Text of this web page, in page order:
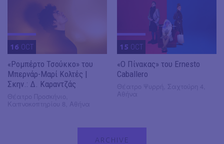
16 OCT
«Ρομπέρτο Τσούκκο» του
Μπερνάρ-Μαρί Κολτές |
Σκην.: Δ. Καραντζάς
15 OCT
«Ο Πίνακας» του Ernesto
Caballero
ARCHIVE